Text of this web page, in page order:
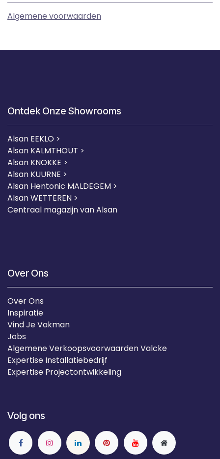
Algemene voorwaarden
Ontdek Onze Showrooms
Alsan EEKLO >
Alsan KALMTHOUT >
Alsan KNOKKE >
Alsan KUURNE >
Alsan Hentonic MALDEGEM >
Alsan WETTEREN >
Centraal magazijn van Alsan
Over Ons
Over Ons
Inspiratie
Vind Je Vakman
Jobs
Algemene Verkoopsvoorwaarden Valcke
Expertise Installatiebedrijf
Expertise Projectontwikkeling
Volg ons